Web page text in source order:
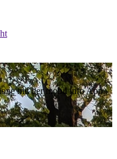
mit der mobil info App -